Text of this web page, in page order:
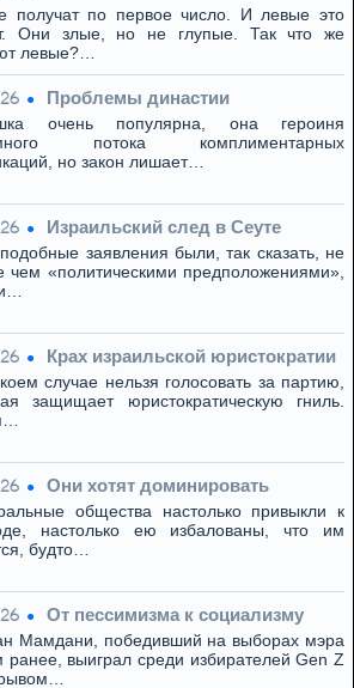
получат по первое число. И левые это
Они злые, но не глупые. Так что же
левые?…
Проблемы династии
очень популярна, она героиня
потока комплиментарных
но закон лишает…
Израильский след в Сеуте
заявления были, так сказать, не
чем «политическими предположениями»,
Крах израильской юристократии
случае нельзя голосовать за партию,
защищает юристократическую гниль.
Они хотят доминировать
общества настолько привыкли к
настолько ею избалованы, что им
будто…
От пессимизма к социализму
Мамдани, победивший на выборах мэра
ранее, выиграл среди избирателей Gen Z